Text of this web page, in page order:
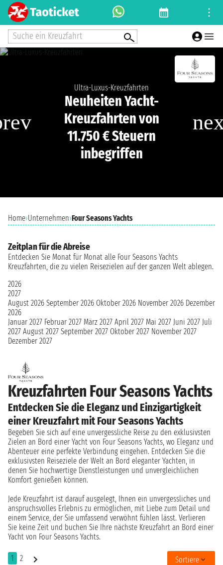
Suche ein Kreuzfahrt
Ultra-Luxus-Kreuzfahrten
Neuheiten Yacht-
Kreuzfahrten von
11.750 € Steuern
inbegriffen
Home›Unternehmen›Four Seasons Yachts
Kreuzfahrten Four Seasons Yachts
Entdecken Sie die Eleganz und Einzigartigkeit
einer Kreuzfahrt mit Four Seasons Yachts
Begeben Sie sich auf eine unvergessliche Reise zu den exklusivsten
Zielen an Bord einer Yacht von Four Seasons Yachts, wo Eleganz und
Abenteuer eine perfekte Verbindung eingehen. Entdecken Sie die
exklusivsten Reiseziele der Welt an Bord eleganter Yachten, in
denen Sie hochwertige Dienstleistungen und unvergleichlichen
Komfort genießen können.
Jede Kreuzfahrt ist darauf ausgelegt, Ihnen ein unvergessliches und
anspruchsvolles Erlebnis zu ermöglichen, mit Liebe zum Detail und
einem Service, der Sie umfassend verwöhnt fühlen lässt. Verlieren
Sie keine Zeit und buchen Sie Ihre nächste Kreuzfahrt an Bord einer
Yacht von Four Seasons Yachts.
1 2 Sortiere
Zeitplan für die Abreise
Entdecken Sie Monat für Monat alle Four Seasons Yachts
Kreuzfahrten, die zu vielen Reisezielen auf der ganzen Welt ablegen.
2026
2027
August 2026 September 2026 Oktober 2026 November 2026 Dezember
2026
Januar 2027 Februar 2027 März 2027 April 2027 Mai 2027 Juni 2027 Juli
2027 August 2027 September 2027 Oktober 2027 November 2027
Dezember 2027